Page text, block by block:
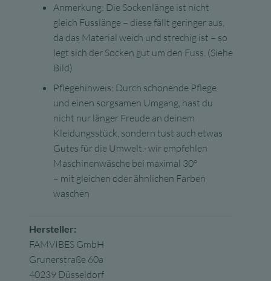
Anmerkung: Die Sockenlänge ist nicht
gleich Fusslänge – diese fällt geringer aus,
da das Material weich und strechig ist – so
legt sich der Socken gut um den Fuss. (Siehe
Bild)
Pflegehinweis: Durch schonende Pflege
und einen sorgsamen Umgang, hast du
nicht nur länger Freude an deinem
Kleidungsstück, sondern tust auch etwas
Gutes für die Umwelt.- wir empfehlen
Maschinenwäsche bei maximal 30°
– mit gleichen oder ähnlichen Farben
waschen
Hersteller:
FAMVIBES GmbH
Grunerstraße 60a
40239 Düsseldorf